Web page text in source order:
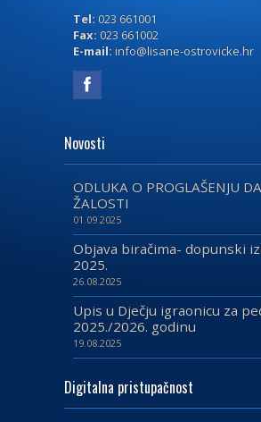
Tel: 023 661001
Fax: 023 661002
E-mail: info@lisane-ostrovicke.hr
Novosti
ODLUKA O PROGLAŠENJU
ŽALOSTI
01.09.2025
Objava biračima- dopunski
2025.
26.08.2025
Upis u Dječju igraonicu za
2025./2026. godinu
19.08.2025
Digitalna pristupačnost